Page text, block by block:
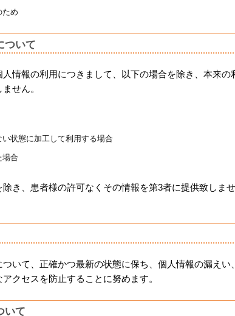
ため
ついて
情報の利用につきまして、以下の場合を除き、本来の
せん。
状態に加工して利用する場合
場合
き、患者様の許可なくその情報を第3者に提供致しませ
いて、正確かつ最新の状態に保ち、個人情報の漏えい
クセスを防止することに努めます。
いて